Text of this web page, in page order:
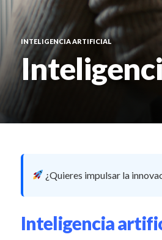
INTELIGENCIA ARTIFICIAL
¿Quieres impulsar la
Inteligencia